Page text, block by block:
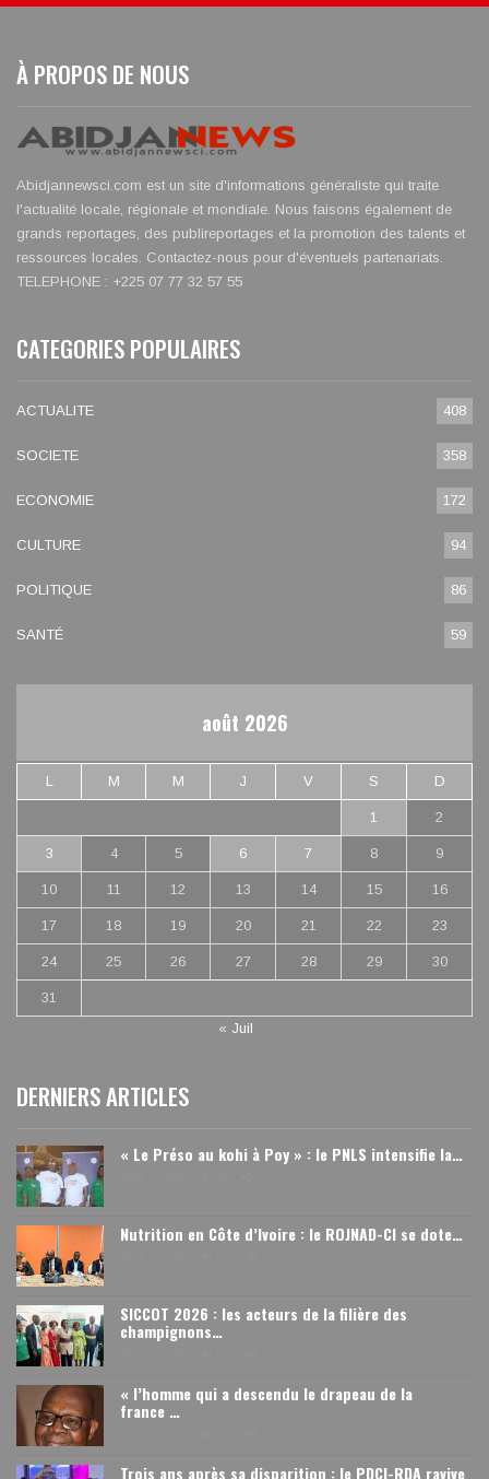
À PROPOS DE NOUS
Abidjannewsci.com est un site d'informations généraliste qui traite
l'actualité locale, régionale et mondiale. Nous faisons également de
grands reportages, des publireportages et la promotion des talents et
ressources locales. Contactez-nous pour d'éventuels partenariats.
TELEPHONE : +225 07 77 32 57 55
CATEGORIES POPULAIRES
ACTUALITE 408
SOCIETE 358
ECONOMIE 172
CULTURE 94
POLITIQUE 86
SANTÉ 59
août 2026
L M M J V S D
1 2
3 4 5 6 7 8 9
10 11 12 13 14 15 16
17 18 19 20 21 22 23
24 25 26 27 28 29 30
31
« Juil
DERNIERS ARTICLES
« Le Préso au kohi à Poy » : le PNLS intensifie la…
Nutrition en Côte d’Ivoire : le ROJNAD-CI se dote…
SICCOT 2026 : les acteurs de la filière des
champignons…
« l’homme qui a descendu le drapeau de la
france …
Trois ans après sa disparition : le PDCI-RDA ravive